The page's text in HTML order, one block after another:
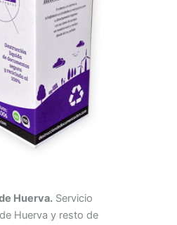
Huerva. Servicio
Huerva y resto de